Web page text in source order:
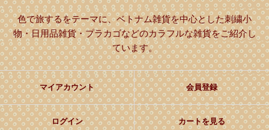
色で旅するをテーマに、ベトナム雑貨を中心とした刺繍小
物・日用品雑貨・プラカゴなどのカラフルな雑貨をご紹介し
ています。
マイアカウント 会員登録
ログイン カートを見る